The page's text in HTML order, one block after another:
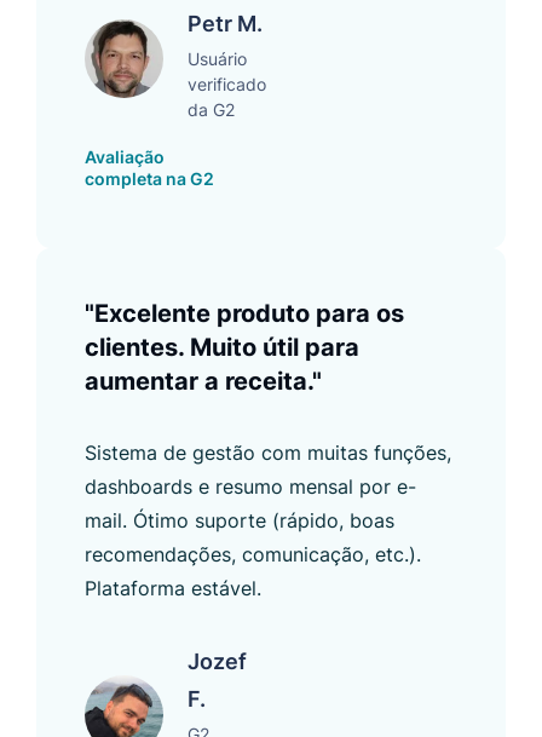
Petr M.
Usuário
verificado
da G2
Avaliação
completa na G2
"Excelente produto para os
clientes. Muito útil para
aumentar a receita."
Sistema de gestão com muitas funções,
dashboards e resumo mensal por e-
mail. Ótimo suporte (rápido, boas
recomendações, comunicação, etc.).
Plataforma estável.
Jozef
F.